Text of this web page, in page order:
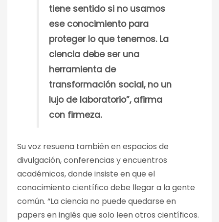
tiene sentido si no usamos
ese conocimiento para
proteger lo que tenemos. La
ciencia debe ser una
herramienta de
transformación social, no un
lujo de laboratorio”, afirma
con firmeza.
Su voz resuena también en espacios de
divulgación, conferencias y encuentros
académicos, donde insiste en que el
conocimiento científico debe llegar a la gente
común. “La ciencia no puede quedarse en
papers en inglés que solo leen otros científicos.